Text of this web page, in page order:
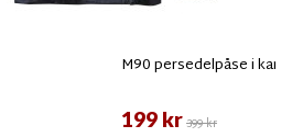
M90 persedelpåse i
199 kr399 kr